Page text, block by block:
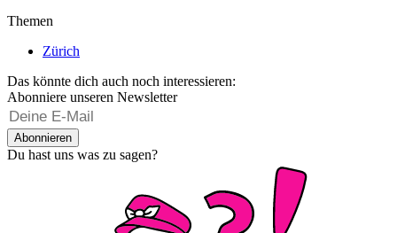
Themen
Zürich
Das könnte dich auch noch interessieren:
Abonniere unseren Newsletter
Abonnieren
Du hast uns was zu sagen?